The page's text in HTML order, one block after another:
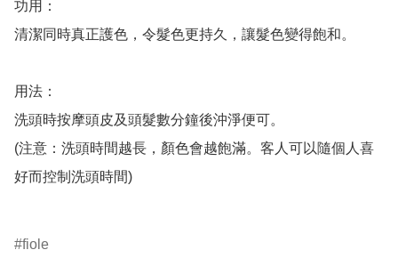
功用：
清潔同時真正護色，令髮色更持久，讓髮色變得飽和。
用法：
洗頭時按摩頭皮及頭髮數分鐘後沖淨便可。
(注意：洗頭時間越長，顏色會越飽滿。客人可以隨個人喜
好而控制洗頭時間)
fiole